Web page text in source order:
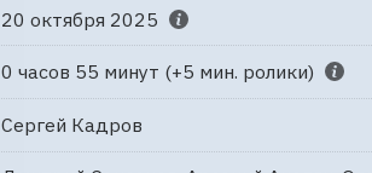
20 октября 2025
0 часов 55 минут (+5 мин. ролики)
Сергей Кадров